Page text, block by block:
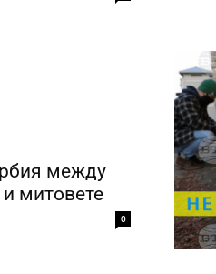
между
и митовете
0